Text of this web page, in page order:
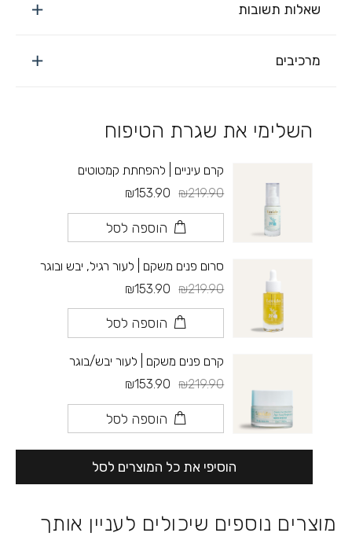
שאלות תשובות
מרכיבים
השלימי את שגרת הטיפוח
קרם עיניים | להפחתת קמטוטים
₪219.90
₪153.90
הוספה לסל
סרום פנים משקם | לעור רגיל, יבש ובוגר
₪219.90
₪153.90
הוספה לסל
קרם פנים משקם | לעור יבש/בוגר
₪219.90
₪153.90
הוספה לסל
הוסיפי את כל המוצרים לסל
מוצרים נוספים שיכולים לעניין אותך